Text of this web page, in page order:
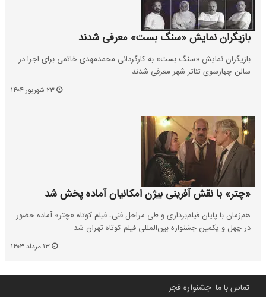
بازیگران نمایش «سنگ بست» معرفی شدند
بازیگران نمایش «سنگ بست» به کارگردانی محمدمهدی خاتمی برای اجرا در
سالن چهارسوی تئاتر شهر معرفی شدند.
«چتر» با نقش آفرینی بیژن امکانیان آماده پخش شد
هم‌زمان با پایان فیلم‌برداری و طی مراحل فنی، فیلم کوتاه «چتر» آماده حضور
در چهل و یکمین جشنواره بین‌المللی فیلم کوتاه تهران شد.
تماس با ما جشنواره فجر